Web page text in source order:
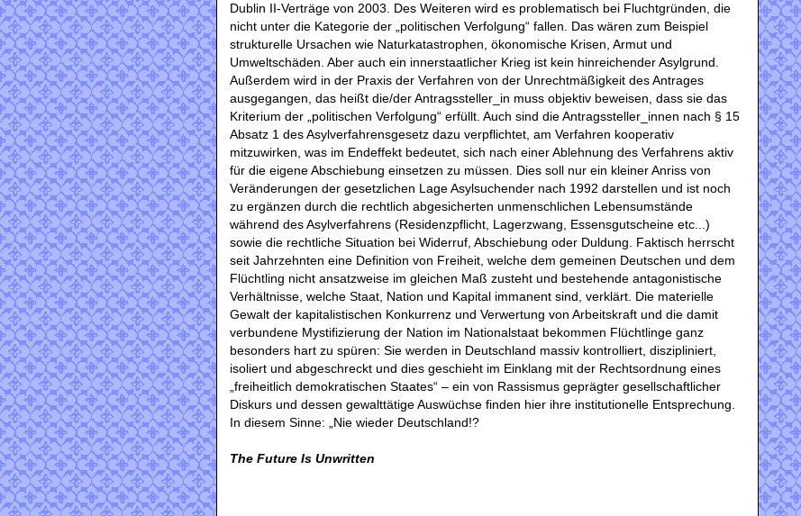
Dublin II-Verträge von 2003. Des Weiteren wird es problematisch bei Fluchtgründen, die
nicht unter die Kategorie der „politischen Verfolgung“ fallen. Das wären zum Beispiel
strukturelle Ursachen wie Naturkatastrophen, ökonomische Krisen, Armut und
Umweltschäden. Aber auch ein innerstaatlicher Krieg ist kein hinreichender Asylgrund.
Außerdem wird in der Praxis der Verfahren von der Unrechtmäßigkeit des Antrages
ausgegangen, das heißt die/der Antragssteller_in muss objektiv beweisen, dass sie das
Kriterium der „politischen Verfolgung“ erfüllt. Auch sind die Antragssteller_innen nach § 15
Absatz 1 des Asylverfahrensgesetz dazu verpflichtet, am Verfahren kooperativ
mitzuwirken, was im Endeffekt bedeutet, sich nach einer Ablehnung des Verfahrens aktiv
für die eigene Abschiebung einsetzen zu müssen. Dies soll nur ein kleiner Anriss von
Veränderungen der gesetzlichen Lage Asylsuchender nach 1992 darstellen und ist noch
zu ergänzen durch die rechtlich abgesicherten unmenschlichen Lebensumstände
während des Asylverfahrens (Residenzpflicht, Lagerzwang, Essensgutscheine etc...)
sowie die rechtliche Situation bei Widerruf, Abschiebung oder Duldung. Faktisch herrscht
seit Jahrzehnten eine Definition von Freiheit, welche dem gemeinen Deutschen und dem
Flüchtling nicht ansatzweise im gleichen Maß zusteht und bestehende antagonistische
Verhältnisse, welche Staat, Nation und Kapital immanent sind, verklärt. Die materielle
Gewalt der kapitalistischen Konkurrenz und Verwertung von Arbeitskraft und die damit
verbundene Mystifizierung der Nation im Nationalstaat bekommen Flüchtlinge ganz
besonders hart zu spüren: Sie werden in Deutschland massiv kontrolliert, diszipliniert,
isoliert und abgeschreckt und dies geschieht im Einklang mit der Rechtsordnung eines
„freiheitlich demokratischen Staates“ – ein von Rassismus geprägter gesellschaftlicher
Diskurs und dessen gewalttätige Auswüchse finden hier ihre institutionelle Entsprechung.
In diesem Sinne: „Nie wieder Deutschland!?
The Future Is Unwritten